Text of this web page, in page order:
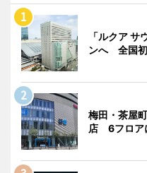
「ルクア
ンへ 全国初
梅田・茶屋
店 6フロア